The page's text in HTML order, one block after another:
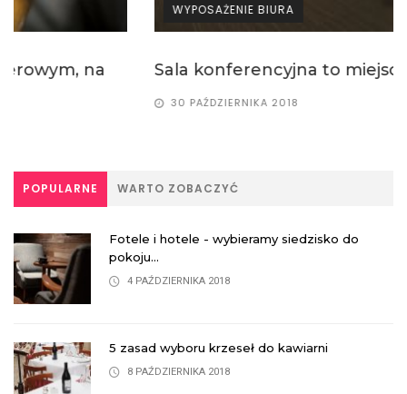
WYPOSAŻENIE BIURA
​Sala konferencyjna to miejsce wizytówka...
30 PAŹDZIERNIKA 2018
POPULARNE WARTO ZOBACZYĆ
Fotele i hotele - wybieramy siedzisko do
pokoju...
4 PAŹDZIERNIKA 2018
5 zasad wyboru krzeseł do kawiarni
8 PAŹDZIERNIKA 2018